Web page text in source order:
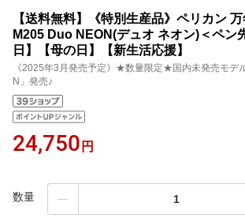
【送料無料】《特別生産品》ペリカン
M205 Duo NEON(デュオ ネオン)＜ペン
日】【母の日】【新生活応援】
《2025年3月発売予定》★数量限定★国内未発売モデ
N」発売♪
24,750 円
数量